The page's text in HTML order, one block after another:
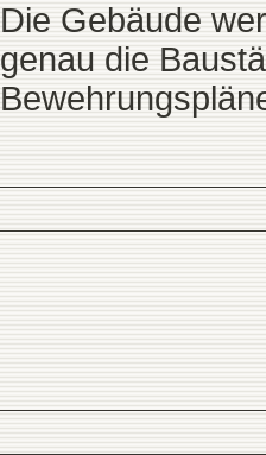
Die Gebäude
genau die